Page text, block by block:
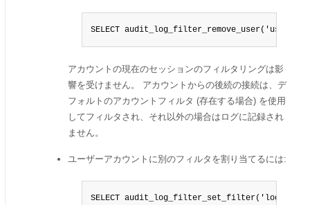
SELECT
アカウントの現在のセッションのフィルタリングは影
響を受けません。 アカウントからの後続の接続は、デ
フォルトのアカウントフィルタ (存在する場合) を使用
してフィルタされ、それ以外の場合はログに記録され
ません。
ユーザーアカウントに別のフィルタを割り当てるには:
SELECT